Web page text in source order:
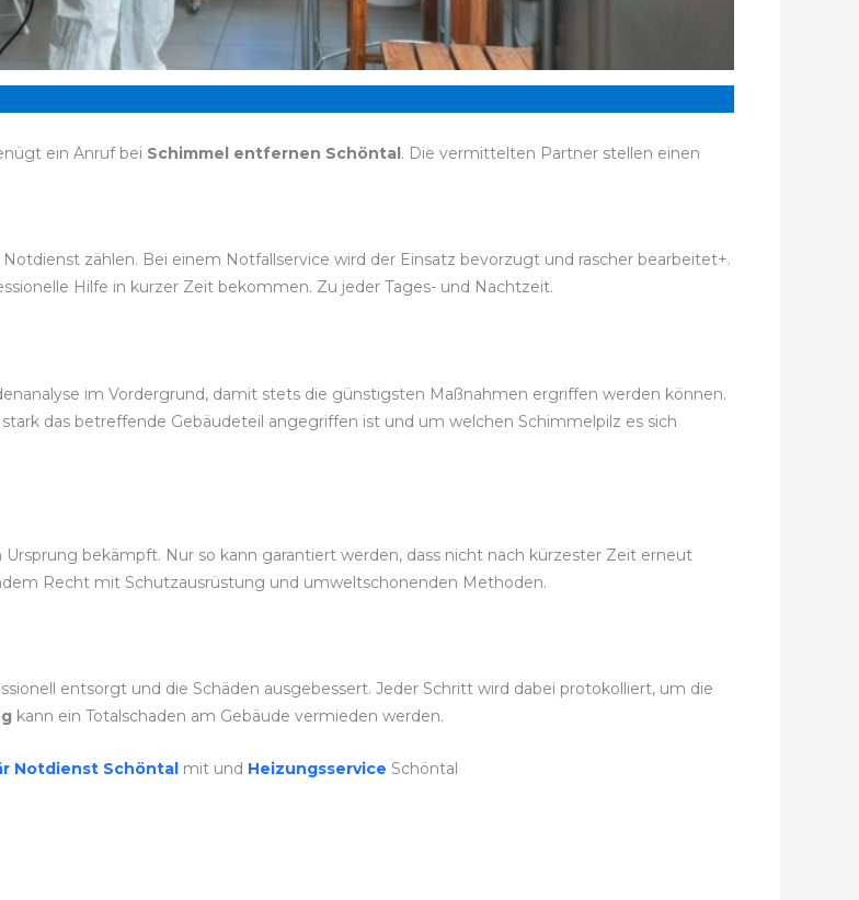
ein Anruf bei Schimmel entfernen Schöntal. Die vermittelten Partner stellen einen
zählen. Bei einem Notfallservice wird der Einsatz bevorzugt und rascher bearbeitet+.
Hilfe in kurzer Zeit bekommen. Zu jeder Tages- und Nachtzeit.
im Vordergrund, damit stets die günstigsten Maßnahmen ergriffen werden können.
das betreffende Gebäudeteil angegriffen ist und um welchen Schimmelpilz es sich
bekämpft. Nur so kann garantiert werden, dass nicht nach kürzester Zeit erneut
Recht mit Schutzausrüstung und umweltschonenden Methoden.
entsorgt und die Schäden ausgebessert. Jeder Schritt wird dabei protokolliert, um die
kann ein Totalschaden am Gebäude vermieden werden.
Notdienst Schöntal mit und Heizungsservice Schöntal